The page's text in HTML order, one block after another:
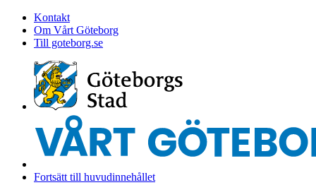
Kontakt
Om Vårt Göteborg
Till goteborg.se
Fortsätt till huvudinnehållet